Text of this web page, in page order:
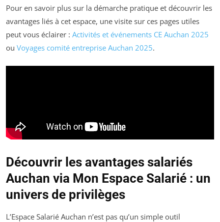
Pour en savoir plus sur la démarche pratique et découvrir les
avantages liés à cet espace, une visite sur ces pages utiles
peut vous éclairer : Activités et événements CE Auchan 2025
ou Voyages comité entreprise Auchan 2025.
Découvrir les avantages salariés
Auchan via Mon Espace Salarié : un
univers de privilèges
L’Espace Salarié Auchan n’est pas qu’un simple outil